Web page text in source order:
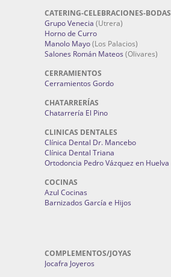
CATERING-CELEBRACIONES-BODAS
Grupo Venecia (Utrera)
Horno de Curro
Manolo Mayo(Los Palacios)
Salones Román Mateos (Olivares)
CERRAMIENTOS
Cerramientos Gordo
CHATARRERÍAS
Chatarrería El Pino
CLINICAS DENTALES
Clínica Dental Dr. Mancebo
Clínica Dental Triana
Ortodoncia Pedro Vázquez en Huelva
COCINAS
Azul Cocinas
Barnizados García e Hijos
COMPLEMENTOS/JOYAS
Jocafra Joyeros